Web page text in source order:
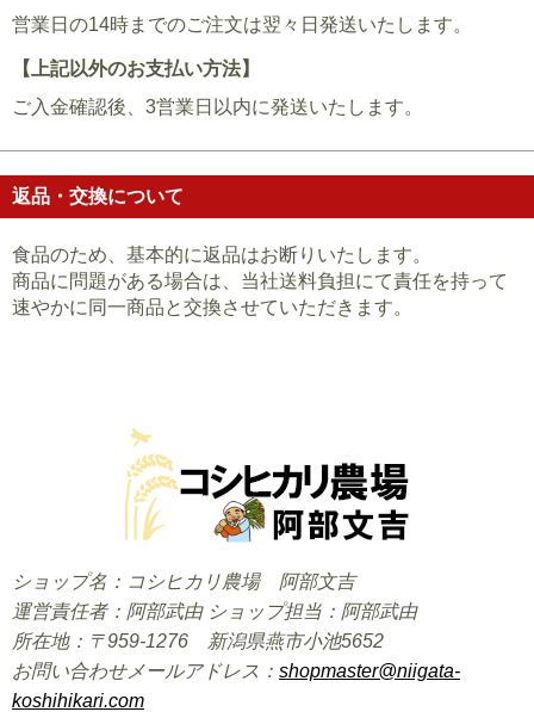
営業日の14時までのご注文は翌々日発送いたします。
【上記以外のお支払い方法】
ご入金確認後、3営業日以内に発送いたします。
返品・交換について
食品のため、基本的に返品はお断りいたします。
商品に問題がある場合は、当社送料負担にて責任を持って
速やかに同一商品と交換させていただきます。
ショップ名：コシヒカリ農場 阿部文吉
運営責任者：阿部武由 ショップ担当：阿部武由
所在地：〒959-1276 新潟県燕市小池5652
お問い合わせメールアドレス： shopmaster@niigata-
koshihikari.com